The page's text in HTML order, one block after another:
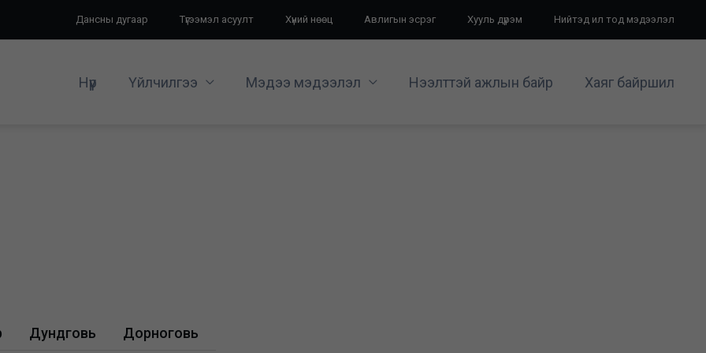
Дансны дугаар Түгээмэл асуулт Хүний нөөц Авлигын эсрэг Хууль дүрэм Нийтэд ил тод мэдээлэл
Нүүр Үйлчилгээ Мэдээ мэдээлэл Нээлттэй ажлын байр Хаяг байршил
Дундговь Дорноговь